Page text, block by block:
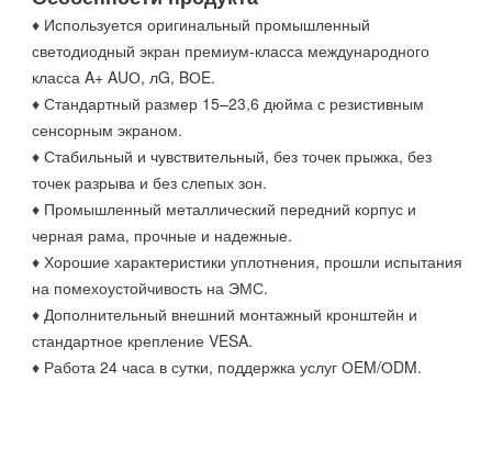
♦ Используется оригинальный промышленный
светодиодный экран премиум-класса международного
класса A+ AUО, лG, BОE.
♦ Стандартный размер 15–23,6 дюйма с резистивным
сенсорным экраном.
♦ Стабильный и чувствительный, без точек прыжка, без
точек разрыва и без слепых зон.
♦ Промышленный металлический передний корпус и
черная рама, прочные и надежные.
♦ Хорошие характеристики уплотнения, прошли испытания
на помехоустойчивость на ЭМС.
♦ Дополнительный внешний монтажный кронштейн и
стандартное крепление VESA.
♦ Работа 24 часа в сутки, поддержка услуг ОEM/ОDM.